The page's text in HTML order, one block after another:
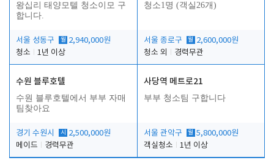
왕십리 태양모텔 청소이모 구
합니다.
서울 성동구 월 2,940,000원
청소
1년 이상
청소1명 (객실26개)
서울 종로구 월 2,600,000원
청소 외
경력무관
수원 블루호텔
수원 블루호텔에서 부부 자매
팀찾아요
경기 수원시 시
2,500,000원
메이드
경력무관
사당역 메트로21
부부 청소팀 구합니다
서울 관악구 월 5,800,000원
객실청소
1년 이상